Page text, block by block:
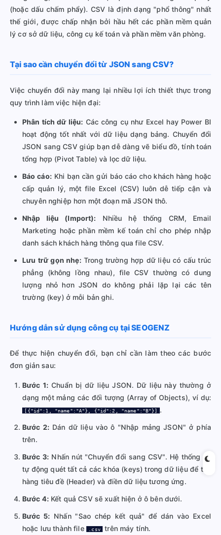
(hoặc dấu chấm phẩy). CSV là định dạng "phổ thông" nhất
thế giới, được chấp nhận bởi hầu hết các phần mềm quản
lý cơ sở dữ liệu, công cụ kế toán và phần mềm văn phòng.
Tại sao cần chuyển đổi từ JSON sang CSV?
Việc chuyển đổi này mang lại nhiều lợi ích thiết thực trong
quy trình làm việc hiện đại:
Phân tích dữ liệu: Các công cụ như Excel hay Power BI
hoạt động tốt nhất với dữ liệu dạng bảng. Chuyển đổi
JSON sang CSV giúp bạn dễ dàng vẽ biểu đồ, tính toán
tổng hợp (Pivot Table) và lọc dữ liệu.
Báo cáo:Khi bạn cần gửi báo cáo cho khách hàng hoặc
cấp quản lý, một file Excel (CSV) luôn dễ tiếp cận và
chuyên nghiệp hơn một đoạn mã JSON thô.
Nhập liệu (Import): Nhiều hệ thống CRM, Email
Marketing hoặc phần mềm kế toán chỉ cho phép nhập
danh sách khách hàng thông qua file CSV.
Lưu trữ gọn nhẹ:Trong trường hợp dữ liệu có cấu trúc
phẳng (không lồng nhau), file CSV thường có dung
lượng nhỏ hơn JSON do không phải lặp lại các tên
trường (key) ở mỗi bản ghi.
Hướng dẫn sử dụng công cụ tại SEOGENZ
Để thực hiện chuyển đổi, bạn chỉ cần làm theo các bước
đơn giản sau:
Bước 1:Chuẩn bị dữ liệu JSON. Dữ liệu này thường ở
dạng một mảng các đối tượng (Array of Objects), ví dụ:
[{"id":1, "name":"A"}, {"id":2, "name":"B"}] .
Bước 2: Dán dữ liệu vào ô "Nhập mảng JSON" ở phía
trên.
Bước 3: Nhấn nút "Chuyển đổi sang CSV". Hệ thống sẽ
tự động quét tất cả các khóa (keys) trong dữ liệu để tạo
hàng tiêu đề (Header) và điền dữ liệu tương ứng.
Bước 4: Kết quả CSV sẽ xuất hiện ở ô bên dưới.
Bước 5: Nhấn "Sao chép kết quả" để dán vào Excel
hoặc lưu thành file
.csv trên máy tính.